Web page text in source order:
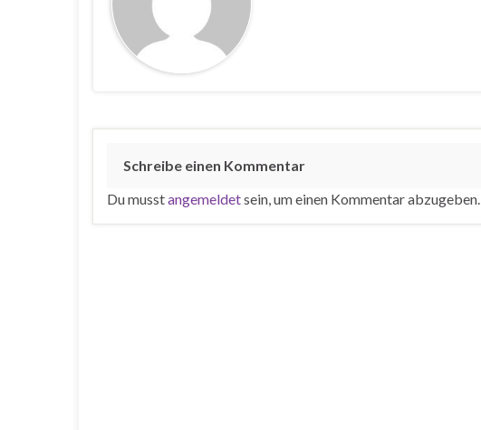
Schreibe einen Kommentar
Du musstangemeldetsein, um einen Kommentar abzugeben.